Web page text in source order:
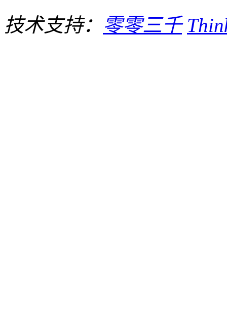
技术支持： 零零三千